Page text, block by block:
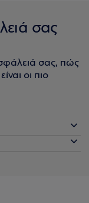
σας
σας, πώς
οι πιο